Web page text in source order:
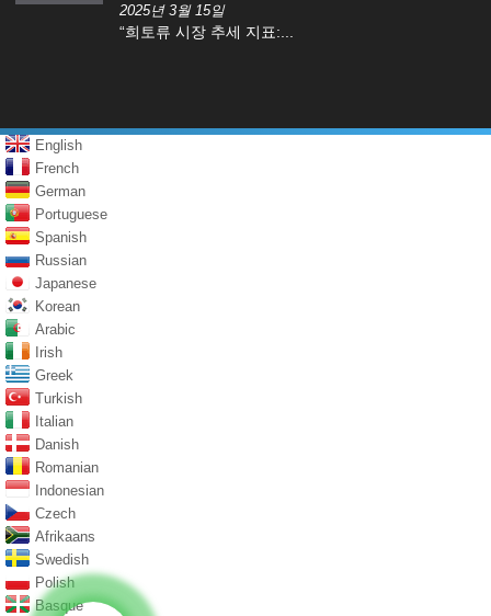
2025년 3월 15일
“희토류 시장 추세 지표:...
English
French
German
Portuguese
Spanish
Russian
Japanese
Korean
Arabic
Irish
Greek
Turkish
Italian
Danish
Romanian
Indonesian
Czech
Afrikaans
Swedish
Polish
Basque